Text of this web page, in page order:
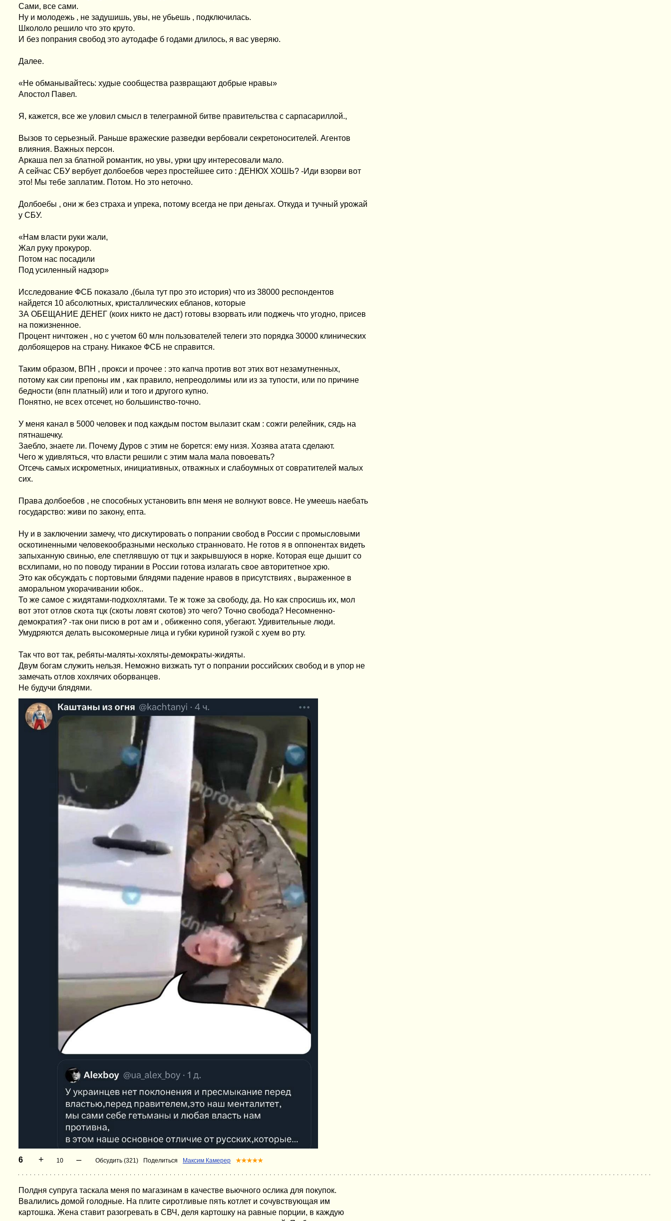
Сами, все сами.
Ну и молодежь , не задушишь, увы, не убьешь , подключилась.
Школоло решило что это круто.
И без попрания свобод это аутодафе б годами длилось, я вас уверяю.
Далее.
«Не обманывайтесь: худые сообщества развращают добрые нравы»
Апостол Павел.
Я, кажется, все же уловил смысл в телеграмной битве правительства с сарпасариллой.,
Вызов то серьезный. Раньше вражеские разведки вербовали секретоносителей. Агентов
влияния. Важных персон.
Аркаша пел за блатной романтик, но увы, урки цру интересовали мало.
А сейчас СБУ вербует долбоебов через простейшее сито : ДЕНЮХ ХОШЬ? -Иди взорви вот
это! Мы тебе заплатим. Потом. Но это неточно.
Долбоебы , они ж без страха и упрека, потому всегда не при деньгах. Откуда и тучный урожай
у СБУ.
«Нам власти руки жали,
Жал руку прокурор.
Потом нас посадили
Под усиленный надзор»
Исследование ФСБ показало ,(была тут про это история) что из 38000 респондентов
найдется 10 абсолютных, кристаллических ебланов, которые
ЗА ОБЕЩАНИЕ ДЕНЕГ (коих никто не даст) готовы взорвать или поджечь что угодно, присев
на пожизненное.
Процент ничтожен , но с учетом 60 млн пользователей телеги это порядка 30000 клинических
долбоящеров на страну. Никакое ФСБ не справится.
Таким образом, ВПН , прокси и прочее : это капча против вот этих вот незамутненных,
потому как сии препоны им , как правило, непреодолимы или из за тупости, или по причине
бедности (впн платный) или и того и другого купно.
Понятно, не всех отсечет, но большинство-точно.
У меня канал в 5000 человек и под каждым постом вылазит скам : сожги релейник, сядь на
пятнашечку.
Заебло, знаете ли. Почему Дуров с этим не борется: ему низя. Хозява атата сделают.
Чего ж удивляться, что власти решили с этим мала мала повоевать?
Отсечь самых искрометных, инициативных, отважных и слабоумных от совратителей малых
сих.
Права долбоебов , не способных установить впн меня не волнуют вовсе. Не умеешь наебать
государство: живи по закону, епта.
Ну и в заключении замечу, что дискутировать о попрании свобод в России с промысловыми
оскотиненными человекообразными несколько странновато. Не готов я в оппонентах видеть
запыханную свинью, еле спетлявшую от тцк и закрывшуюся в норке. Которая еще дышит со
всхлипами, но по поводу тирании в России готова излагать свое авторитетное хрю.
Это как обсуждать с портовыми блядями падение нравов в присутствиях , выраженное в
аморальном укорачивании юбок..
То же самое с жидятами-подхохлятами. Те ж тоже за свободу, да. Но как спросишь их, мол
вот этот отлов скота тцк (скоты ловят скотов) это чего? Точно свобода? Несомненно-
демократия? -так они писю в рот ам и , обиженно сопя, убегают. Удивительные люди.
Умудряются делать высокомерные лица и губки куриной гузкой с хуем во рту.
Так что вот так, ребяты-маляты-хохляты-демократы-жидяты.
Двум богам служить нельзя. Неможно визжать тут о попрании российских свобод и в упор не
замечать отлов хохлячих оборванцев.
Не будучи блядями.
6 + 10 – Обсудить (321) Поделиться Максим Камерер ★★★★★
Полдня супруга таскала меня по магазинам в качестве вьючного ослика для покупок.
Ввалились домой голодные. На плите сиротливые пять котлет и сочувствующая им
картошка. Жена ставит разогревать в СВЧ, деля картошку на равные порции, в каждую